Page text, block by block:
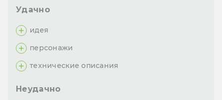
Удачно
идея
персонажи
технические описания
Неудачно